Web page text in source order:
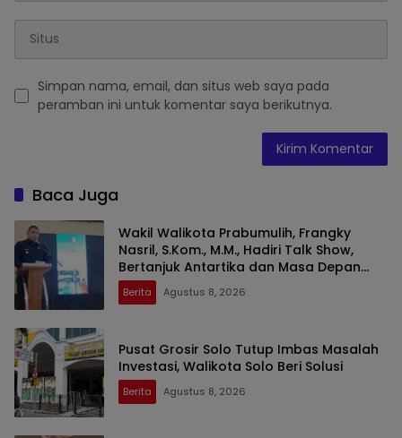
Simpan nama, email, dan situs web saya pada
peramban ini untuk komentar saya berikutnya.
Baca Juga
Wakil Walikota Prabumulih, Frangky
Nasril, S.Kom., M.M., Hadiri Talk Show,
Bertanjuk Antartika dan Masa Depan
Bumi di SMAN 2 Prabumulih
Berita Agustus 8, 2026
Pusat Grosir Solo Tutup Imbas Masalah
Investasi, Walikota Solo Beri Solusi
Berita Agustus 8, 2026